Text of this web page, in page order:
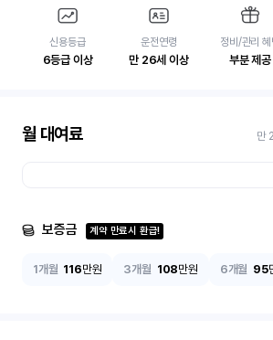
신용등급
6등급 이상
운전연령
만 26세 이상
정비/관리 혜
부분 제공
월 대여료 만
보증금 계약 만료시 환급!
1개월 116만원 3개월 108만원 6개월 95